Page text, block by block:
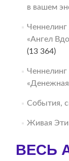
в вашем
Ченнелинг
«Ангел
(13 364)
«Денежная
События,
Живая
ВЕСЬ